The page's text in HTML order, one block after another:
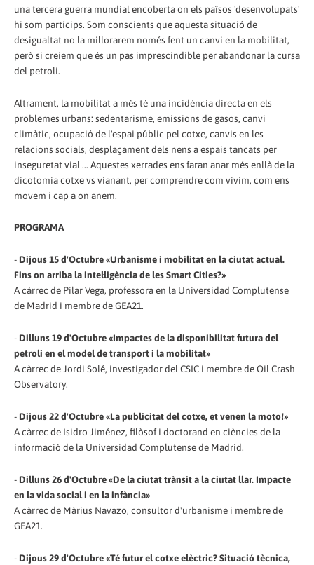
una tercera guerra mundial encoberta on els països 'desenvolupats'
hi som partícips. Som conscients que aquesta situació de
desigualtat no la millorarem només fent un canvi en la mobilitat,
però si creiem que és un pas imprescindible per abandonar la cursa
del petroli.
Altrament, la mobilitat a més té una incidència directa en els
problemes urbans: sedentarisme, emissions de gasos, canvi
climàtic, ocupació de l'espai públic pel cotxe, canvis en les
relacions socials, desplaçament dels nens a espais tancats per
inseguretat vial ... Aquestes xerrades ens faran anar més enllà de la
dicotomia cotxe vs vianant, per comprendre com vivim, com ens
movem i cap a on anem.
PROGRAMA
- Dijous 15 d'Octubre «Urbanisme i mobilitat en la ciutat actual.
Fins on arriba la intel·ligència de les Smart Cities?»
A càrrec de Pilar Vega, professora en la Universidad Complutense
de Madrid i membre de GEA21.
- Dilluns 19 d'Octubre «Impactes de la disponibilitat futura del
petroli en el model de transport i la mobilitat»
A càrrec de Jordi Solé, investigador del CSIC i membre de Oil Crash
Observatory.
- Dijous 22 d'Octubre «La publicitat del cotxe, et venen la moto!»
A càrrec de Isidro Jiménez, filòsof i doctorand en ciències de la
informació de la Universidad Complutense de Madrid.
- Dilluns 26 d'Octubre «De la ciutat trànsit a la ciutat llar. Impacte
en la vida social i en la infància»
A càrrec de Màrius Navazo, consultor d'urbanisme i membre de
GEA21.
- Dijous 29 d'Octubre «Té futur el cotxe elèctric? Situació tècnica,